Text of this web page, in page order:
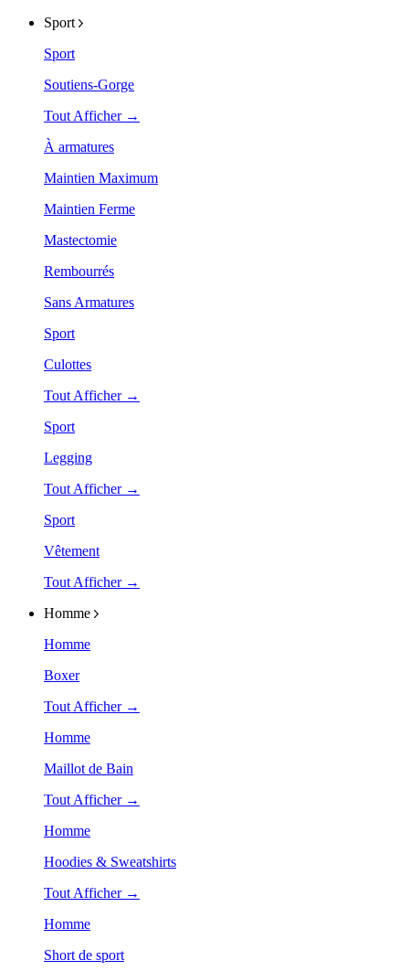
Sport
Sport
Soutiens-Gorge
Tout Afficher →
À armatures
Maintien Maximum
Maintien Ferme
Mastectomie
Rembourrés
Sans Armatures
Sport
Culottes
Tout Afficher →
Sport
Legging
Tout Afficher →
Sport
Vêtement
Tout Afficher →
Homme
Homme
Boxer
Tout Afficher →
Homme
Maillot de Bain
Tout Afficher →
Homme
Hoodies & Sweatshirts
Tout Afficher →
Homme
Short de sport